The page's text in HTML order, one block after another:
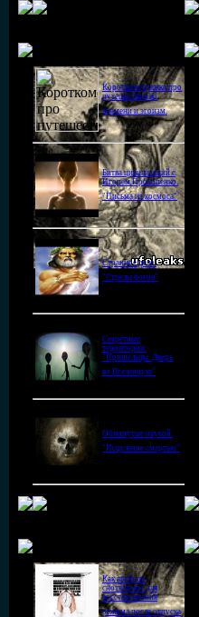
Короткометражка про
путешествия во
времени и эгоизм.
Битва цивилизаций с
Игорем Прокопенко.
"Письма из космоса"
Странное дело.
"Стрелы богов"
Секретные
территории.
"Пришельцы. Дверь
во Вселенную"
Обманутые наукой.
"Исцеление смертью"
Как выбрать
снотворное для
восстановления
режима после отпуска